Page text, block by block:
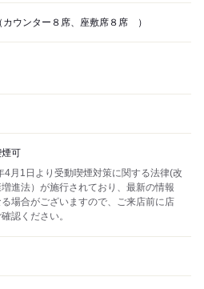
カウンター８席、座敷席８席 ）
可
4月1日より受動喫煙対策に関する法律(改
進法）が施行されており、最新の情報
る場合がございますので、ご来店前に店
認ください。